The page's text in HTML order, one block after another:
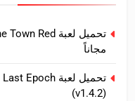
مجاناً
(v1.4.2)